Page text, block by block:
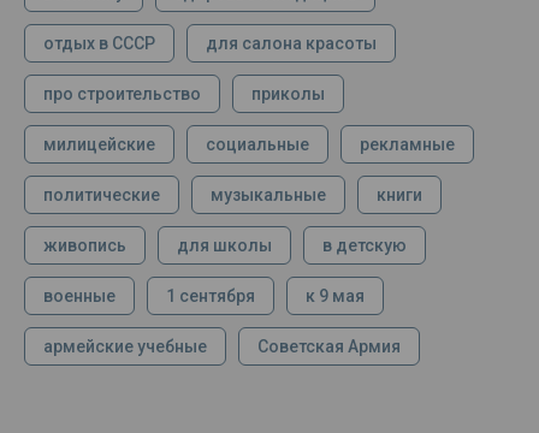
отдых в СССР для салона красоты
про строительство приколы
милицейские социальные рекламные
политические музыкальные книги
живопись для школы в детскую
военные 1 сентября к 9 мая
армейские учебные Советская Армия